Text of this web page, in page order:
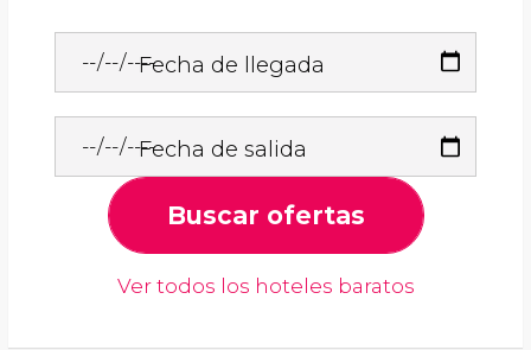
Fecha de llegada
Fecha de salida
Buscar ofertas
Ver todos los hoteles baratos